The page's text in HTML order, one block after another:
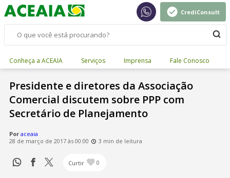
CrediConsult
Conheça a ACEAIA Serviços Imprensa Fale Conosco
Presidente e diretores da Associação
Comercial discutem sobre PPP com
Secretário de Planejamento
Por aceaia
28 de março de 2017 às 00:00
3 min de leitura
Curtir 0